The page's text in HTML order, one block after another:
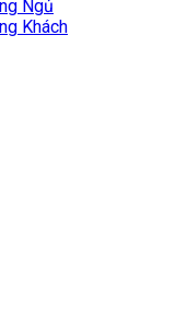
Ngủ
Khách